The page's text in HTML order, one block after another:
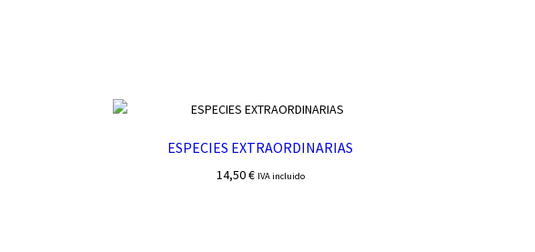
ESPECIES EXTRAORDINARIAS
14,50€ IVA incluido